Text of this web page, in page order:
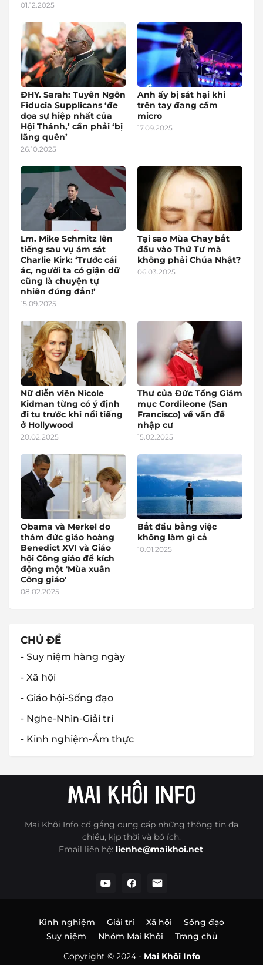
01.12.2025
ĐHY. Sarah: Tuyên Ngôn
Fiducia Supplicans ‘đe
dọa sự hiệp nhất của
Hội Thánh,’ cần phải ‘bị
lãng quên’
26.10.2025
Anh ấy bị sát hại khi
trên tay đang cầm
micro
17.09.2025
Lm. Mike Schmitz lên
tiếng sau vụ ám sát
Charlie Kirk: ‘Trước cái
ác, người ta có giận dữ
cũng là chuyện tự
nhiên đúng đắn!’
15.09.2025
Tại sao Mùa Chay bắt
đầu vào Thứ Tư mà
không phải Chúa Nhật?
06.03.2025
Nữ diễn viên Nicole
Kidman từng có ý định
đi tu trước khi nổi tiếng
ở Hollywood
20.02.2025
Thư của Đức Tổng Giám
mục Cordileone (San
Francisco) về vấn đề
nhập cư
15.02.2025
Obama và Merkel do
thám đức giáo hoàng
Benedict XVI và Giáo
hội Công giáo để kích
động một 'Mùa xuân
Công giáo'
08.02.2025
Bắt đầu bằng việc
không làm gì cả
10.01.2025
CHỦ ĐỀ
- Suy niệm hàng ngày
- Xã hội
- Giáo hội-Sống đạo
- Nghe-Nhìn-Giải trí
- Kinh nghiệm-Ẩm thực
Mai Khôi Info cố gắng cung cấp những thông tin đa
chiều, kịp thời và bổ ích.
Email liên hệ: lienhe@maikhoi.net.
Copyright © 2024 - Mai Khôi Info
Kinh nghiệm Giải trí Xã hội
Sống đạo
Suy niệm
Nhóm Mai Khôi Trang chủ